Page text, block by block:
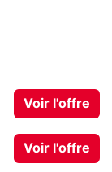
Voir l'offre
Voir l'offre